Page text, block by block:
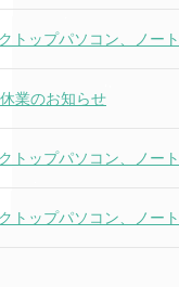
ップパソコン、ノー
業のお知らせ
ップパソコン、ノー
ップパソコン、ノー